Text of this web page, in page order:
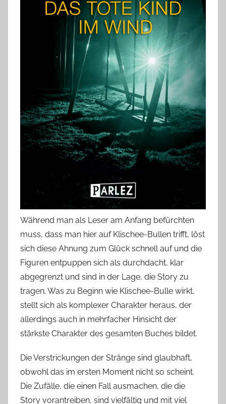
Während man als Leser am Anfang befürchten
muss, dass man hier auf Klischee-Bullen trifft, löst
sich diese Ahnung zum Glück schnell auf und die
Figuren entpuppen sich als durchdacht, klar
abgegrenzt und sind in der Lage, die Story zu
tragen. Was zu Beginn wie Klischee-Bulle wirkt,
stellt sich als komplexer Charakter heraus, der
allerdings auch in mehrfacher Hinsicht der
stärkste Charakter des gesamten Buches bildet.
Die Verstrickungen der Stränge sind glaubhaft,
obwohl das im ersten Moment nicht so scheint.
Die Zufälle, die einen Fall ausmachen, die die
Story vorantreiben, sind vielfältig und mit viel